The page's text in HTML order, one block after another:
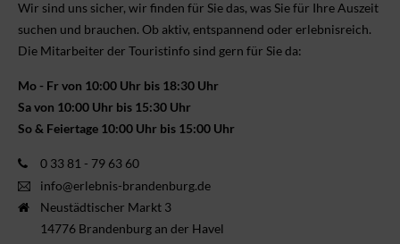
Wir sind uns sicher, wir finden für Sie das, was Sie für Ihre Aus­zeit
suchen und brauchen. Ob aktiv, ent­spannend oder erlebnis­reich.
Die Mitarbeiter der Touristinfo sind gern für Sie da:
Mo - Fr von 10:00 Uhr bis 18:30 Uhr
Sa von 10:00 Uhr bis 15:30 Uhr
So & Feiertage 10:00 Uhr bis 15:00 Uhr
0 33 81 - 79 63 60
info@erlebnis-brandenburg.de
Neustädtischer Markt 3
14776 Brandenburg an der Havel